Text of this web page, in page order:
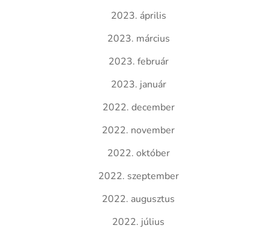
2023. április
2023. március
2023. február
2023. január
2022. december
2022. november
2022. október
2022. szeptember
2022. augusztus
2022. július